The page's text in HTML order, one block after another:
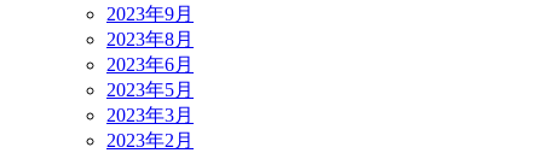
2023年9月
2023年8月
2023年6月
2023年5月
2023年3月
2023年2月